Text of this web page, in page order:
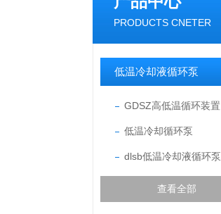
PRODUCTS CNETER
低温冷却液循环泵
GDSZ高低温循环装置
低温冷却循环泵
dlsb低温冷却液循环泵
查看全部